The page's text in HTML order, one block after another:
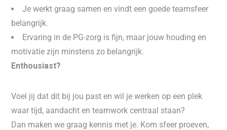
Je werkt graag samen en vindt een goede teamsfeer
belangrijk.
Ervaring in de PG-zorg is fijn, maar jouw houding en
motivatie zijn minstens zo belangrijk.
Enthousiast?
Voel jij dat dit bij jou past en wil je werken op een plek
waar tijd, aandacht en teamwork centraal staan?
Dan maken we graag kennis met je. Kom sfeer proeven,